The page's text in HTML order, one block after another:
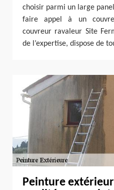
choisir parmi un large
faire appel à un
couvreur ravaleur Site
de l’expertise, dispose de
Peinture